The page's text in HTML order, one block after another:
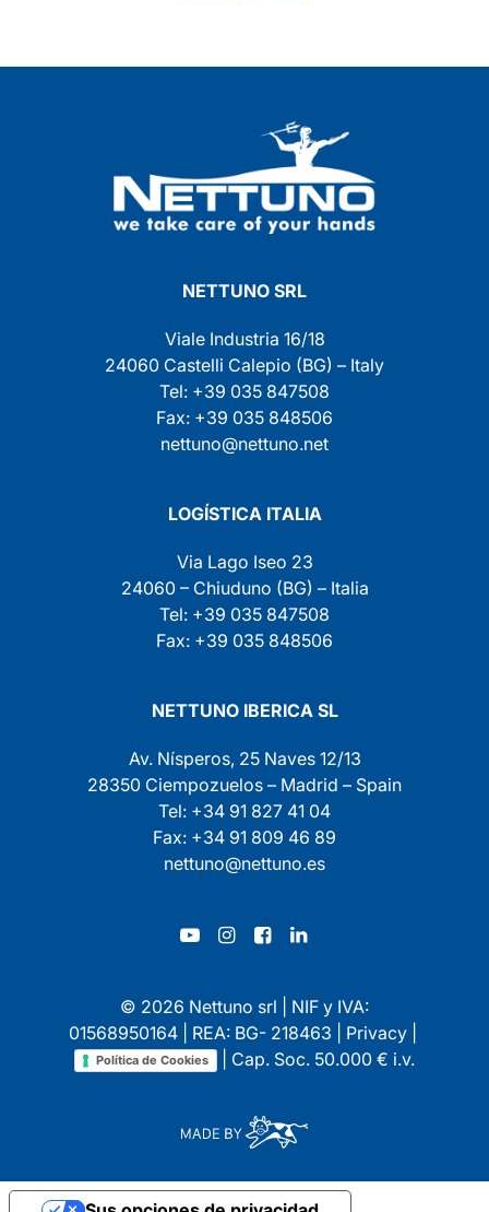
NETTUNO SRL
Viale Industria 16/18
24060 Castelli Calepio (BG) – Italy
Tel: +39 035 847508
Fax: +39 035 848506
nettuno@nettuno.net
LOGÍSTICA ITALIA
Via Lago Iseo 23
24060 – Chiuduno (BG) – Italia
Tel: +39 035 847508
Fax: +39 035 848506
NETTUNO IBERICA SL
Av. Nísperos, 25 Naves 12/13
28350 Ciempozuelos – Madrid – Spain
Tel: +34 91 827 41 04
Fax: +34 91 809 46 89
nettuno@nettuno.es
© 2026 Nettuno srl | NIF y IVA:
01568950164 | REA: BG- 218463 | Privacy|
Política de Cookies | Cap. Soc. 50.000 € i.v.